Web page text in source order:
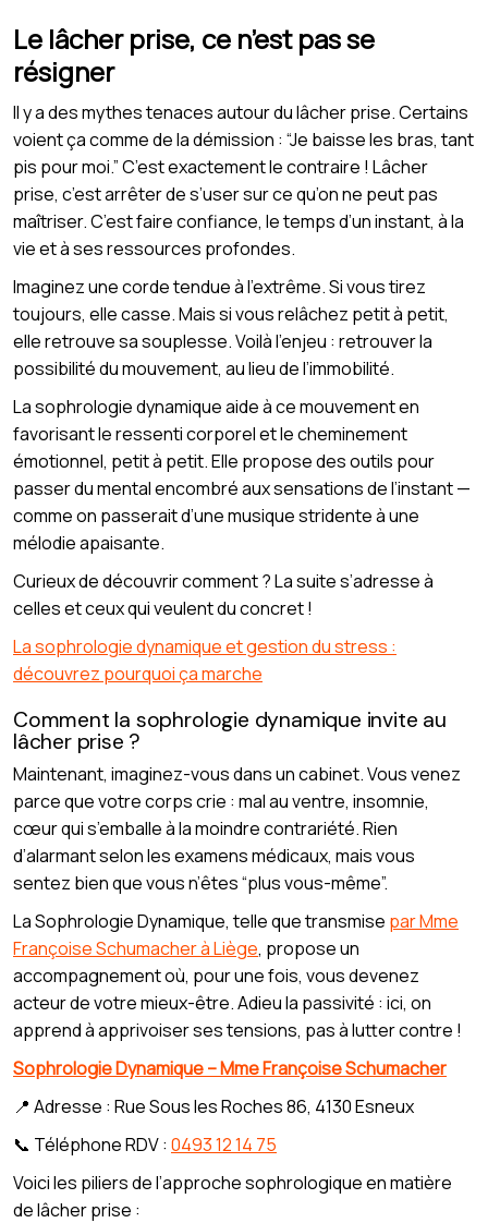
Le lâcher prise, ce n’est pas se
résigner
Il y a des mythes tenaces autour du lâcher prise. Certains
voient ça comme de la démission : “Je baisse les bras, tant
pis pour moi.” C’est exactement le contraire ! Lâcher
prise, c’est arrêter de s’user sur ce qu’on ne peut pas
maîtriser. C’est faire confiance, le temps d’un instant, à la
vie et à ses ressources profondes.
Imaginez une corde tendue à l’extrême. Si vous tirez
toujours, elle casse. Mais si vous relâchez petit à petit,
elle retrouve sa souplesse. Voilà l’enjeu : retrouver la
possibilité du mouvement, au lieu de l’immobilité.
La sophrologie dynamique aide à ce mouvement en
favorisant le ressenti corporel et le cheminement
émotionnel, petit à petit. Elle propose des outils pour
passer du mental encombré aux sensations de l’instant —
comme on passerait d’une musique stridente à une
mélodie apaisante.
Curieux de découvrir comment ? La suite s’adresse à
celles et ceux qui veulent du concret !
La sophrologie dynamique et gestion du stress :
découvrez pourquoi ça marche
Comment la sophrologie dynamique invite au
lâcher prise ?
Maintenant, imaginez-vous dans un cabinet. Vous venez
parce que votre corps crie : mal au ventre, insomnie,
cœur qui s’emballe à la moindre contrariété. Rien
d’alarmant selon les examens médicaux, mais vous
sentez bien que vous n’êtes “plus vous-même”.
La Sophrologie Dynamique, telle que transmise par Mme
Françoise Schumacher à Liège, propose un
accompagnement où, pour une fois, vous devenez
acteur de votre mieux-être. Adieu la passivité : ici, on
apprend à apprivoiser ses tensions, pas à lutter contre !
Sophrologie Dynamique – Mme Françoise Schumacher
📍 Adresse : Rue Sous les Roches 86, 4130 Esneux
📞 Téléphone RDV : 0493 12 14 75
Voici les piliers de l’approche sophrologique en matière
de lâcher prise :